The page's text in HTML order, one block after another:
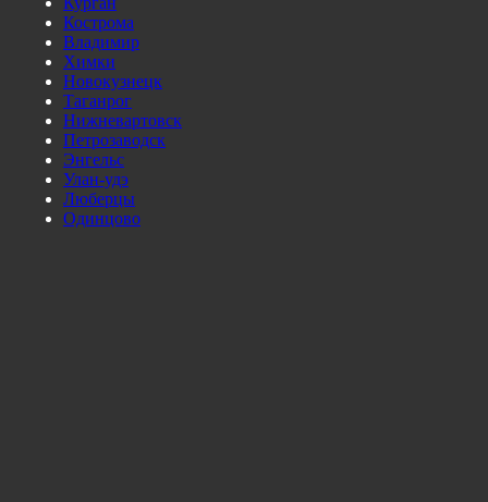
Кострома
Владимир
Химки
Новокузнецк
Таганрог
Нижневартовск
Петрозаводск
Энгельс
Улан-удэ
Люберцы
Одинцово